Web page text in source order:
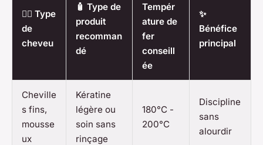
💇‍♀️ Type
de
cheveu
🧴 Type de
produit
recomman
dé
Tempér
ature de
fer
conseill
ée
✨
Bénéfice
principal
Cheville
s fins,
mousse
ux
Kératine
légère ou
soin sans
rinçage
180°C -
200°C
Discipline
sans
alourdir